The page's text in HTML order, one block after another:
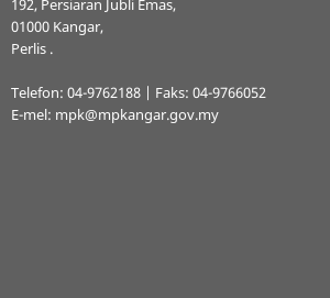
192, Persiaran Jubli Emas,
01000 Kangar,
Perlis .
Telefon: 04-9762188 | Faks: 04-9766052
E-mel: mpk@mpkangar.gov.my